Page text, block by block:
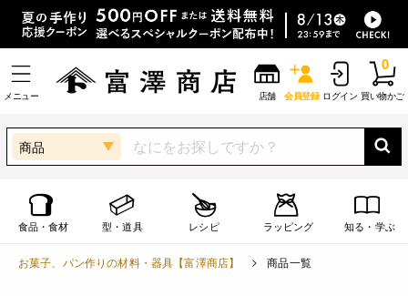
メニュー 店舗 会員登録 ログイン 買い物かご
0
商品
食品・食材 型・道具 レシピ ラッピング 知る・学ぶ
お菓子、パン作りの材料・器具【富澤商店】 商品一覧